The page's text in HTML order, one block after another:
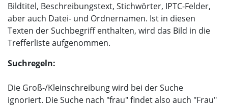
Bildtitel, Beschreibungstext, Stichwörter, IPTC-Felder,
aber auch Datei- und Ordnernamen. Ist in diesen
Texten der Suchbegriff enthalten, wird das Bild in die
Trefferliste aufgenommen.
Suchregeln:
Die Groß-/Kleinschreibung wird bei der Suche
ignoriert. Die Suche nach "frau" findet also auch "Frau"